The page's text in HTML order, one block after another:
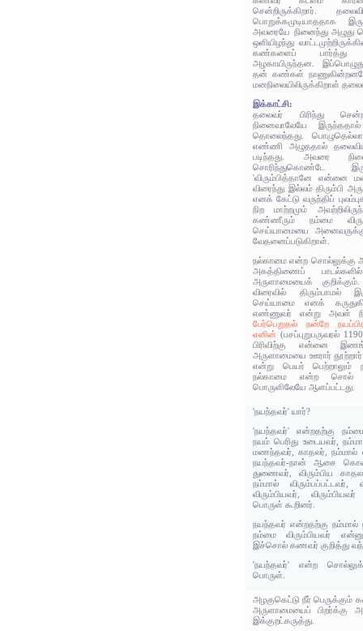
சென்றிருக்கிறார்.
பொறுக்கமுடியாததாக
அவரையே நினைந்து
ஒளியிழந்து
கண்களைப் பார்த்து
அழகாயிருந்தன.
தன் கண்கள்
மனநிலையிலிருக்கிறாள்
இக்காட்சி:
தலைவர் பிரிந்து
நினைவாலேயே
தொலைந்தது.
எண்ணி அழுததால்
படிந்தது. அவரை
சொரிந்துகொண்டே
'விரும்பித்தானே என்னை
விரைந்து இல்லம் திரும்பி
எனக் கேட்டு வருந்திப்
நிற மாற்றமும்
கண்ணீரும் நம்மை
செய்யாமையை
வேதனைப்படுகிறாள்.
நல்காமை என்ற சொல்லுக்கு
அகத்திணைப்
அருளாமையைக்
விரைவில்
செய்யாமை எனக்
எண்ணுவர் என்று அவள்
பேர்பெறுதல் நன்றே
எனின் (பசப்புறுபருவரல்
பிரிவிற்கு என்னை
அருளாமையை ஊரார்
என்று பெயர் பெற்றாலும்
நல்காமை என்ற சொல்
பொருளிலேயே ஆளப்பட்டது.
'நயந்தவர்' யார்?
'நயந்தவர்' என்றதற்கு
நயம் பெரிது உடையவர்,
மணந்தவர், காதலர், நம்மால்
நயந்தவர்-நான் ஆசை
துணைவர், விரும்பிய
நம்மால் விரும்பப்பட்டவர்,
விரும்பியவர்,
பொருள் கூறினர்.
நயந்தவர் என்றதற்கு நம்மால்
நம்மை விரும்பியவர்
இச்சொல் கணவர் குறித்து
'நயந்தவர்' என்ற
பொருள்.
அழகுகெட்டு நீர் பெருக்கும்
அருளாமையைப் பிறர்க்கு
இக்குறட்கருத்து.